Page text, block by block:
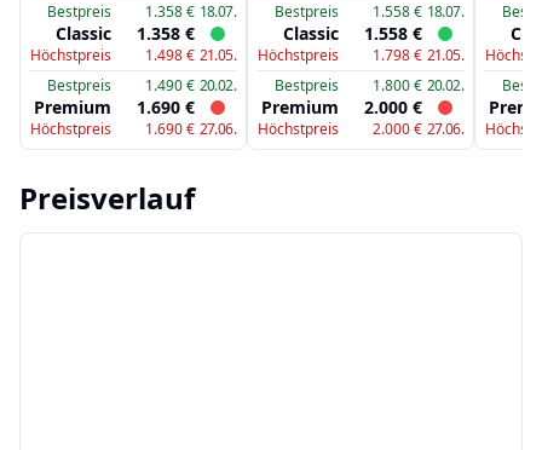
Bestpreis
1.358€ 18.07.
Classic 1.358€
Höchstpreis 1.498€ 21.05.
Bestpreis
1.490€ 20.02.
Premium 1.690€
Höchstpreis 1.690€ 27.06.
Bestpreis
1.558€ 18.07.
Classic 1.558€
Höchstpreis 1.798€ 21.05.
Bestpreis
1.800€ 20.02.
Premium 2.000€
Höchstpreis 2.000€ 27.06.
Preisverlauf